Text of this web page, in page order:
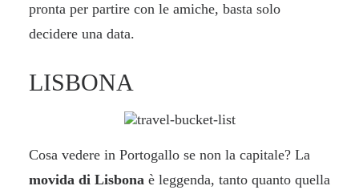
pronta per partire con le amiche, basta solo
decidere una data.
LISBONA
Cosa vedere in Portogallo se non la capitale? La
movida di Lisbona è leggenda, tanto quanto quella